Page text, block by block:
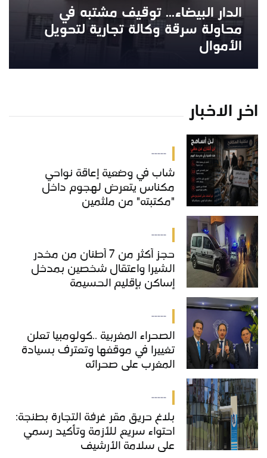
الدار البيضاء... توقيف مشتبه في
محاولة سرقة وكالة تجارية لتحويل
الأموال
اخر الاخبار
-----
شاب في وضعية إعاقة نواحي
مكناس يتعرض لهجوم داخل
"مكتبته" من ملثمين
-----
حجز أكثر من 7 أطنان من مخدر
الشيرا واعتقال شخصين بمدخل
إساكن بإقليم الحسيمة
-----
الصحراء المغربية ..كولومبيا تعلن
تغييرا في موقفها وتعترف بسيادة
المغرب على صحرائه
-----
بلاغ حريق مقر غرفة التجارة بطنجة:
احتواء سريع للأزمة وتأكيد رسمي
على سلامة الأرشيف